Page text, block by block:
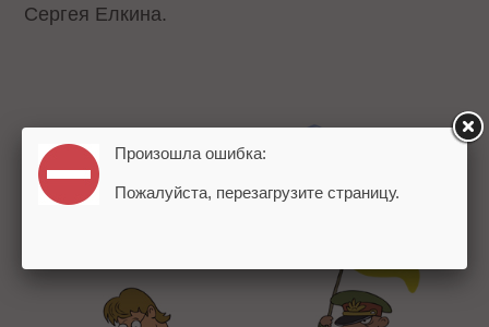
Сергея Елкина.
Произошла ошибка:
Пожалуйста, перезагрузите страницу.